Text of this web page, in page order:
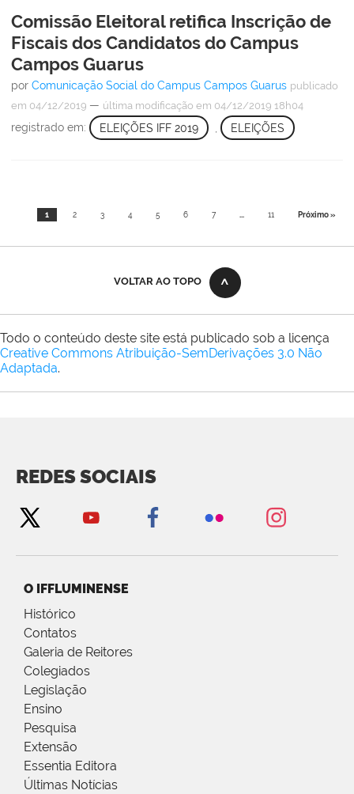
Comissão Eleitoral retifica Inscrição de
Fiscais dos Candidatos do Campus
Campos Guarus
por Comunicação Social do Campus Campos Guarus publicado
em 04/12/2019 — última modificação em 04/12/2019 18h04
registrado em: ELEIÇÕES IFF 2019 ELEIÇÕES
1 2 3 4 5 6 7 ... 11 Próximo »
VOLTAR AO TOPO
Todo o conteúdo deste site está publicado sob a licença
Creative Commons Atribuição-SemDerivações 3.0 Não
Adaptada.
REDES SOCIAIS
O IFFLUMINENSE
Histórico
Contatos
Galeria de Reitores
Colegiados
Legislação
Ensino
Pesquisa
Extensão
Essentia Editora
Últimas Notícias